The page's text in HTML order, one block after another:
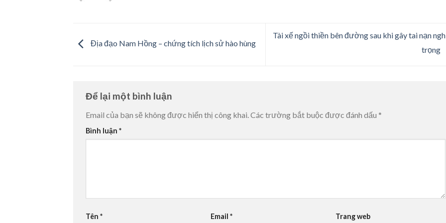
Địa đạo Nam Hồng – chứng tích lịch sử hào hùng
Tài xế ngồi thiền bên đường sau khi gây tai nạn
trọng
Để lại một bình luận
Email của bạn sẽ không được hiển thị công khai. Các trường bắt buộc được đánh dấu *
Bình luận *
Tên * Email * Trang web